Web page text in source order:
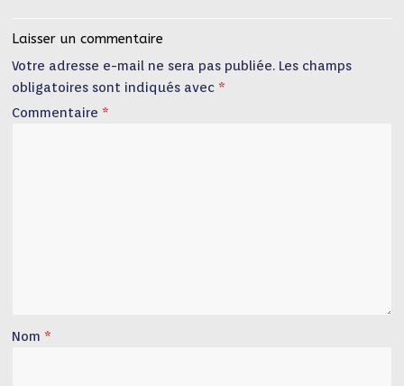
Laisser un commentaire
Votre adresse e-mail ne sera pas publiée. Les champs
obligatoires sont indiqués avec *
Commentaire *
Nom *